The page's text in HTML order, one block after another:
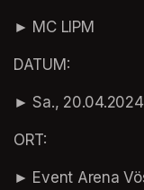
► MC LIPM
DATUM:
► Sa.,
ORT:
► Event Arena